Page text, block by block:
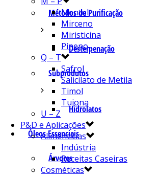
Métodos de Purificação
Desterpenação
Subprodutos
Hidrolatos
Óleos Essenciais
Árvores
Mentol
Mirceno
Miristicina
Pineno
Q – T
Safrol
Salicilato de Metila
Timol
Tujona
U – Z
P&D e Aplicações
Alimentícias
Indústria
Receitas Caseiras
Cosméticas